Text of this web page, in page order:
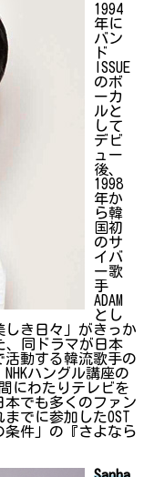
1994
年に
バン
ド
ISSUE
のボ
ーカ
ルと
して
デビ
ュー
後、
1998
年か
ら韓
国初
のサ
イバ
ー歌
手
ADAM
とし
しき日々」がきっか
、同ドラマが日本
動する韓流歌手の
ハングル講座の
にわたりテレビを
でも多くのファン
でに参加したOST
条件」の『さよなら